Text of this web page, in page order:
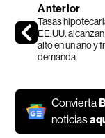
Anterior
Tasas
EE.UU.
alto en un año y
demanda
Convierta
noticias